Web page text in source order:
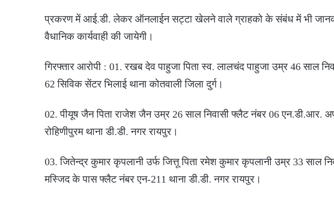
प्रकरण में आई.डी. लेकर ऑनलाईन सट्टा खेलने वाले ग्राहको के संबंध में भी
वैधानिक कार्यवाही की जायेगी।
गिरफ्तार आरोपी : 01. रखब देव पाहुजा पिता स्व. लालचंद पाहुजा उम्र 46 साल
62 सिविक सेंटर भिलाई थाना कोतवाली जिला दुर्ग।
02. पीयूष जैन पिता राजेश जैन उम्र 26 साल निवासी फ्लैट नंबर 06 एन.डी.आर.
रोहिणीपुरम थाना डी.डी. नगर रायपुर।
03. जितेन्द्र कुमार कृपलानी उर्फ जित्तू पिता रमेश कुमार कृपलानी उम्र 33 साल
मस्जिद के पास फ्लैट नंबर एन-211 थाना डी.डी. नगर रायपुर।